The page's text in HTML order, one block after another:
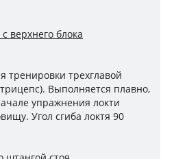
верхнего блока
тренировки трехглавой
Выполняется плавно,
упражнения локти
Угол сгиба локтя 90